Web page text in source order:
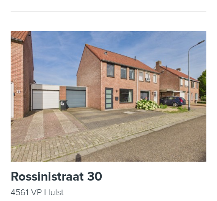
Rossinistraat 30
4561 VP Hulst